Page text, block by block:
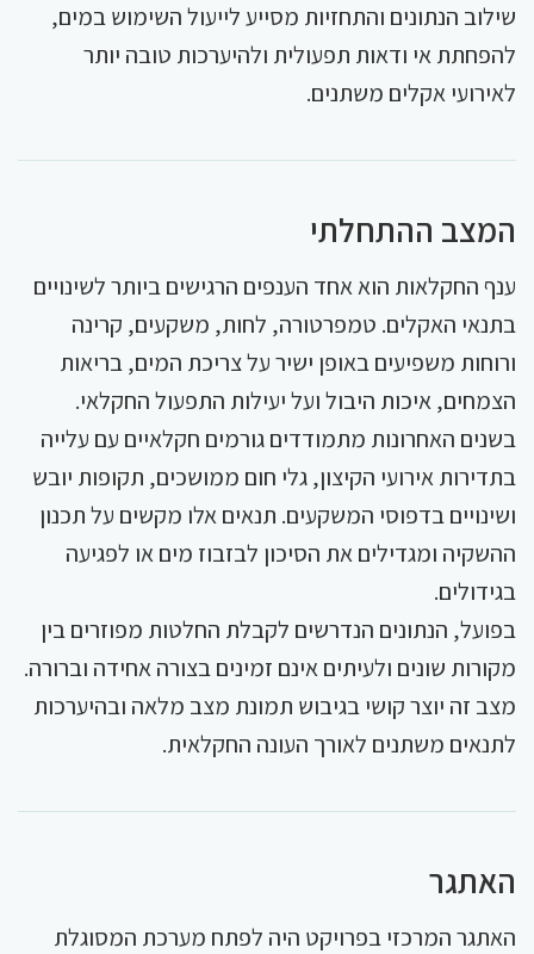
שילוב הנתונים והתחזיות מסייע לייעול השימוש במים,
להפחתת אי ודאות תפעולית ולהיערכות טובה יותר
לאירועי אקלים משתנים.
המצב ההתחלתי
ענף החקלאות הוא אחד הענפים הרגישים ביותר לשינויים
בתנאי האקלים. טמפרטורה, לחות, משקעים, קרינה
ורוחות משפיעים באופן ישיר על צריכת המים, בריאות
הצמחים, איכות היבול ועל יעילות התפעול החקלאי.
בשנים האחרונות מתמודדים גורמים חקלאיים עם עלייה
בתדירות אירועי הקיצון, גלי חום ממושכים, תקופות יובש
ושינויים בדפוסי המשקעים. תנאים אלו מקשים על תכנון
ההשקיה ומגדילים את הסיכון לבזבוז מים או לפגיעה
בגידולים.
בפועל, הנתונים הנדרשים לקבלת החלטות מפוזרים בין
מקורות שונים ולעיתים אינם זמינים בצורה אחידה וברורה.
מצב זה יוצר קושי בגיבוש תמונת מצב מלאה ובהיערכות
לתנאים משתנים לאורך העונה החקלאית.
האתגר
האתגר המרכזי בפרויקט היה לפתח מערכת המסוגלת